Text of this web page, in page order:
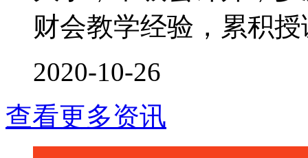
财会教学经验，累积
2020-10-26
查看更多资讯